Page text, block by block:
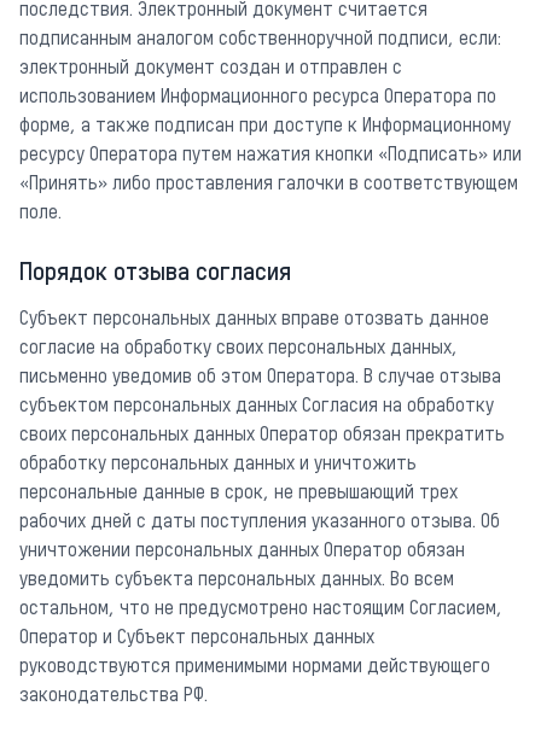
последствия. Электронный документ считается
подписанным аналогом собственноручной подписи, если:
электронный документ создан и отправлен с
использованием Информационного ресурса Оператора по
форме, а также подписан при доступе к Информационному
ресурсу Оператора путем нажатия кнопки «Подписать» или
«Принять» либо проставления галочки в соответствующем
поле.
Порядок отзыва согласия
Субъект персональных данных вправе отозвать данное
согласие на обработку своих персональных данных,
письменно уведомив об этом Оператора. В случае отзыва
субъектом персональных данных Согласия на обработку
своих персональных данных Оператор обязан прекратить
обработку персональных данных и уничтожить
персональные данные в срок, не превышающий трех
рабочих дней с даты поступления указанного отзыва. Об
уничтожении персональных данных Оператор обязан
уведомить субъекта персональных данных. Во всем
остальном, что не предусмотрено настоящим Согласием,
Оператор и Субъект персональных данных
руководствуются применимыми нормами действующего
законодательства РФ.